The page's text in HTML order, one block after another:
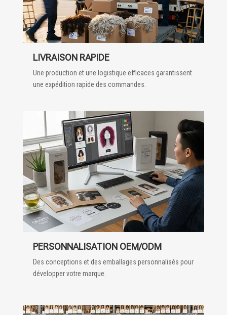
LIVRAISON RAPIDE
Une production et une logistique efficaces garantissent
une expédition rapide des commandes.
PERSONNALISATION OEM/ODM
Des conceptions et des emballages personnalisés pour
développer votre marque.